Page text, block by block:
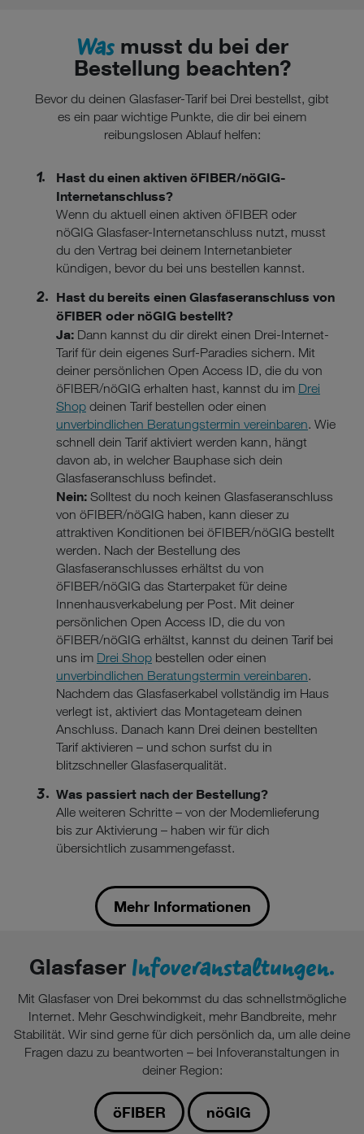
Wasmusst du bei der
Bestellung beachten?
Bevor du deinen Glasfaser-Tarif bei Drei bestellst, gibt
es ein paar wichtige Punkte, die dir bei einem
reibungslosen Ablauf helfen:
Hast du einen aktiven öFIBER/nöGIG-
Internetanschluss?
Wenn du aktuell einen aktiven öFIBER oder
nöGIG Glasfaser-Internetanschluss nutzt, musst
du den Vertrag bei deinem Internetanbieter
kündigen, bevor du bei uns bestellen kannst.
Hast du bereits einen Glasfaseranschluss von
öFIBER oder nöGIG bestellt?
Ja: Dann kannst du dir direkt einen Drei-Internet-
Tarif für dein eigenes Surf-Paradies sichern. Mit
deiner persönlichen Open Access ID, die du von
öFIBER/nöGIG erhalten hast, kannst du im Drei
Shop deinen Tarif bestellen oder einen
unverbindlichen Beratungstermin vereinbaren. Wie
schnell dein Tarif aktiviert werden kann, hängt
davon ab, in welcher Bauphase sich dein
Glasfaseranschluss befindet.
Nein: Solltest du noch keinen Glasfaseranschluss
von öFIBER/nöGIG haben, kann dieser zu
attraktiven Konditionen bei öFIBER/nöGIG bestellt
werden. Nach der Bestellung des
Glasfaseranschlusses erhältst du von
öFIBER/nöGIG das Starterpaket für deine
Innenhausverkabelung per Post. Mit deiner
persönlichen Open Access ID, die du von
öFIBER/nöGIG erhältst, kannst du deinen Tarif bei
uns im Drei Shop bestellen oder einen
unverbindlichen Beratungstermin vereinbaren.
Nachdem das Glasfaserkabel vollständig im Haus
verlegt ist, aktiviert das Montageteam deinen
Anschluss. Danach kann Drei deinen bestellten
Tarif aktivieren – und schon surfst du in
blitzschneller Glasfaserqualität.
Was passiert nach der Bestellung?
Alle weiteren Schritte – von der Modemlieferung
bis zur Aktivierung – haben wir für dich
übersichtlich zusammengefasst.
Mehr Informationen
Glasfaser Infoveranstaltungen.
Mit Glasfaser von Drei bekommst du das schnellstmögliche
Internet. Mehr Geschwindigkeit, mehr Bandbreite, mehr
Stabilität. Wir sind gerne für dich persönlich da, um alle deine
Fragen dazu zu beantworten – bei Infoveranstaltungen in
deiner Region:
öFIBER nöGIG